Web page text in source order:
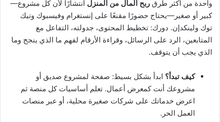
واحدة من أكثر طرق ربح المال من المنزل انتشارًا لأن كل مشروع—
كبير أو صغير—يحتاج حضورًا مقنعًا على إنستغرام وفيسبوك وتيك
توك ولينكدإن. دورك: تخطيط المحتوى، جدولته، التفاعل مع
المتابعين، الرد على الرسائل، وقراءة الأرقام لفهم ما الذي ينجح وما
الذي يجب أن يتوقف.
كيف تبدأ؟ ابدأ بشكل بسيط: صفحة لمشروع صديق أو
مشروعك أنت كمعرض أعمال. تعلم أساسيات كل منصة ثم
اعرض خدماتك على شركات صغيرة محلية، أو عبر منصات
العمل الحر.